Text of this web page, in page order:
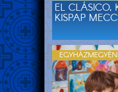
EL CLÁSICO,
KISPAP